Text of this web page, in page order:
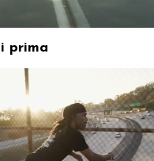
prima